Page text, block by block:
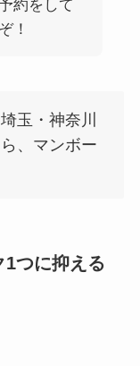
約をして
！
玉・神奈川
、マンボー
つに抑える